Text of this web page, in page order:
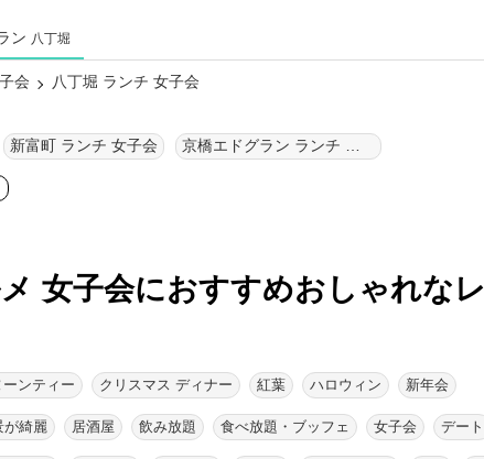
ン 八丁堀
会 八丁堀 ランチ 女子会
新富町 ランチ 女子会
女子会におすすめおしゃれなレ
ンティー クリスマス ディナー 紅葉 ハロウィン 新年会
が綺麗 居酒屋 飲み放題 食べ放題・ブッフェ 女子会 デート